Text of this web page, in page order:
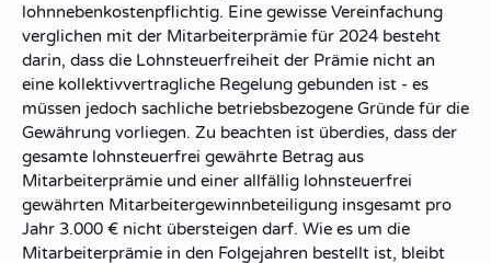
lohnnebenkostenpflichtig. Eine gewisse Vereinfachung
verglichen mit der Mitarbeiterprämie für 2024 besteht
darin, dass die Lohnsteuerfreiheit der Prämie nicht an
eine kollektivvertragliche Regelung gebunden ist - es
müssen jedoch sachliche betriebsbezogene Gründe für die
Gewährung vorliegen. Zu beachten ist überdies, dass der
gesamte lohnsteuerfrei gewährte Betrag aus
Mitarbeiterprämie und einer allfällig lohnsteuerfrei
gewährten Mitarbeitergewinnbeteiligung insgesamt pro
Jahr 3.000 € nicht übersteigen darf. Wie es um die
Mitarbeiterprämie in den Folgejahren bestellt ist, bleibt